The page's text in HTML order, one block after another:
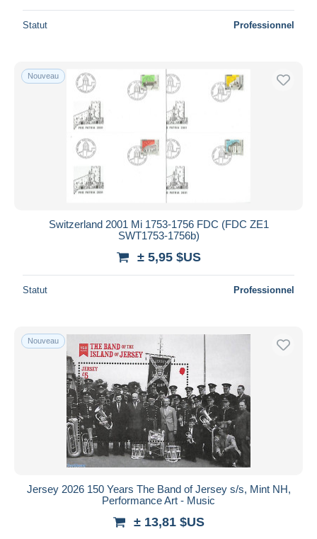
Statut Professionnel
Nouveau
Switzerland 2001 Mi 1753-1756 FDC (FDC ZE1
SWT1753-1756b)
± 5,95 $US
Statut Professionnel
Nouveau
Jersey 2026 150 Years The Band of Jersey s/s, Mint NH,
Performance Art - Music
± 13,81 $US